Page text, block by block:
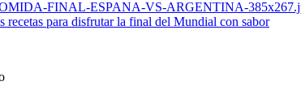
recetas para disfrutar la final del Mundial con sabor